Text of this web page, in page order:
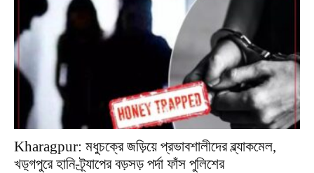
Kharagpur: মধুচক্রে জড়িয়ে প্রভাবশালীদের ব্ল্যাকমেল,
খড়্গপুরে হানি-ট্র্যাপের বড়সড় পর্দা ফাঁস পুলিশের